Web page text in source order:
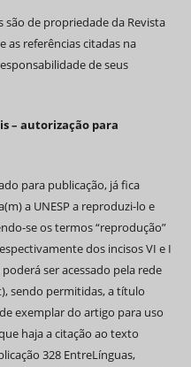
de propriedade da Revista
as referências citadas na
de seus
– autorização para
para publicação, já fica
a UNESP a reproduzi-lo e
se os termos “reprodução”
dos incisos VI e I
ser acessado pela rede
sendo permitidas, a título
exemplar do artigo para uso
haja a citação ao texto
328 EntreLínguas,